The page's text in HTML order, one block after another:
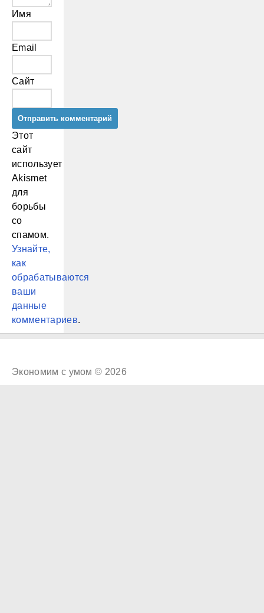
Имя
Email
Сайт
Этот
сайт
использует
Akismet
для
борьбы
со
спамом.
Узнайте,
как
обрабатываются
ваши
данные
комментариев.
Экономим с умом © 2026